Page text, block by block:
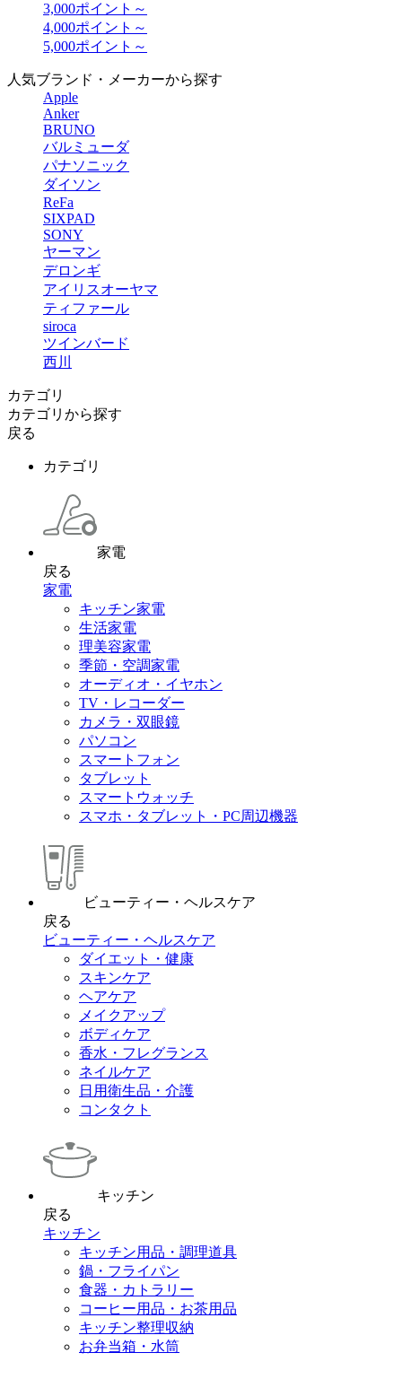
3,000ポイント～
4,000ポイント～
5,000ポイント～
人気ブランド・メーカーから探す
Apple
Anker
BRUNO
バルミューダ
パナソニック
ダイソン
ReFa
SIXPAD
SONY
ヤーマン
デロンギ
アイリスオーヤマ
ティファール
siroca
ツインバード
西川
カテゴリ
カテゴリから探す
戻る
カテゴリ
家電
戻る
家電
キッチン家電
生活家電
理美容家電
季節・空調家電
オーディオ・イヤホン
TV・レコーダー
カメラ・双眼鏡
パソコン
スマートフォン
タブレット
スマートウォッチ
スマホ・タブレット・PC周辺機器
ビューティー・ヘルスケア
戻る
ビューティー・ヘルスケア
ダイエット・健康
スキンケア
ヘアケア
メイクアップ
ボディケア
香水・フレグランス
ネイルケア
日用衛生品・介護
コンタクト
キッチン
戻る
キッチン
キッチン用品・調理道具
鍋・フライパン
食器・カトラリー
コーヒー用品・お茶用品
キッチン整理収納
お弁当箱・水筒